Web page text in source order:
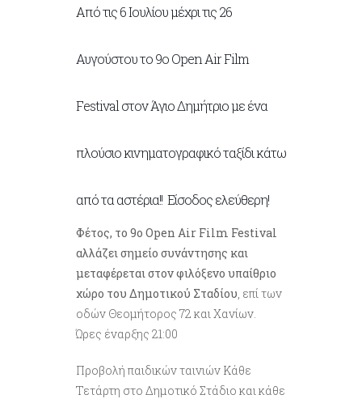
Από τις 6 Ιουλίου μέχρι τις 26
Αυγούστου το 9ο Open Air Film
Festival στον Άγιο Δημήτριο με ένα
πλούσιο κινηματογραφικό ταξίδι κάτω
από τα αστέρια!! Είσοδος ελεύθερη!
Φέτος, το 9ο Open Air Film Festival
αλλάζει σημείο συνάντησης και
μεταφέρεται στον φιλόξενο υπαίθριο
χώρο του Δημοτικού Σταδίου , επί των
οδών Θεομήτορος 72 και Χανίων
Ώρες έναρξης 21:00
Προβολή παιδικών ταινιών Κάθε
Τετάρτη στο Δημοτικό Στάδιο και κάθε